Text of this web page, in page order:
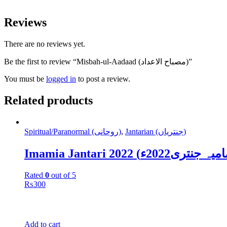
Reviews
There are no reviews yet.
Be the first to review “Misbah-ul-Aadaad (مصباح الاعداد)”
You must be logged in to post a review.
Related products
Spiritual/Paranormal (روحانی), Jantarian (جنتریاں)
Rated 0 out of 5
₨300
Add to cart